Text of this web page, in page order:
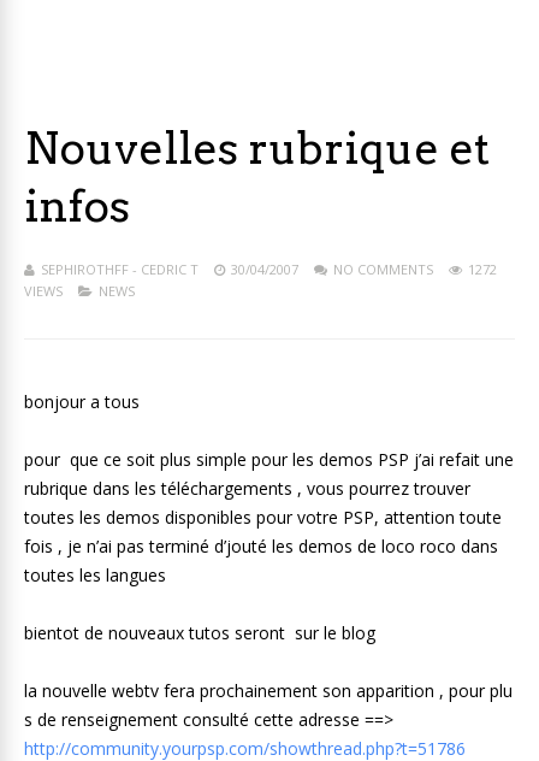
Nouvelles rubrique et
infos
SEPHIROTHFF - CEDRIC T 30/04/2007 NO COMMENTS
1272
VIEWS
NEWS
bonjour a tous
pour que ce soit plus simple pour les demos PSP j’ai refait une
rubrique dans les téléchargements , vous pourrez trouver
toutes les demos disponibles pour votre PSP, attention toute
fois , je n’ai pas terminé d’jouté les demos de loco roco dans
toutes les langues
bientot de nouveaux tutos seront sur le blog
la nouvelle webtv fera prochainement son apparition , pour plu
s de renseignement consulté cette adresse ==>
http://community.yourpsp.com/showthread.php?t=51786